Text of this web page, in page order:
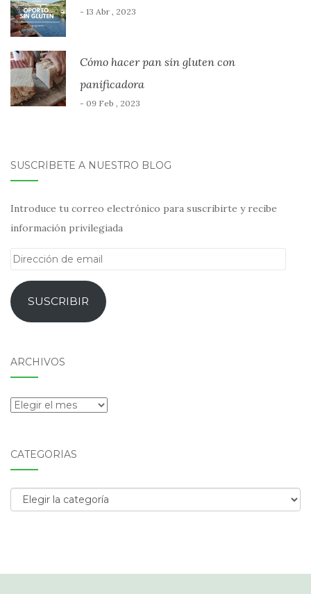
- 13 Abr , 2023
Cómo hacer pan sin gluten con
panificadora
- 09 Feb , 2023
SUSCRÍBETE A NUESTRO BLOG
Introduce tu correo electrónico para suscribirte y recibe
información privilegiada
Dirección
emailSUSCRIBIR
ARCHIVOS
Archivos
CATEGORÍAS
Categorías